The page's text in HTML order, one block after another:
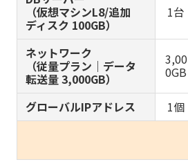
（仮想マシンL8/追加
ディスク 100GB）
1台
ネットワーク
（従量プラン｜データ
転送量 3,000GB）
3,00
0GB
グローバルIPアドレス 1個